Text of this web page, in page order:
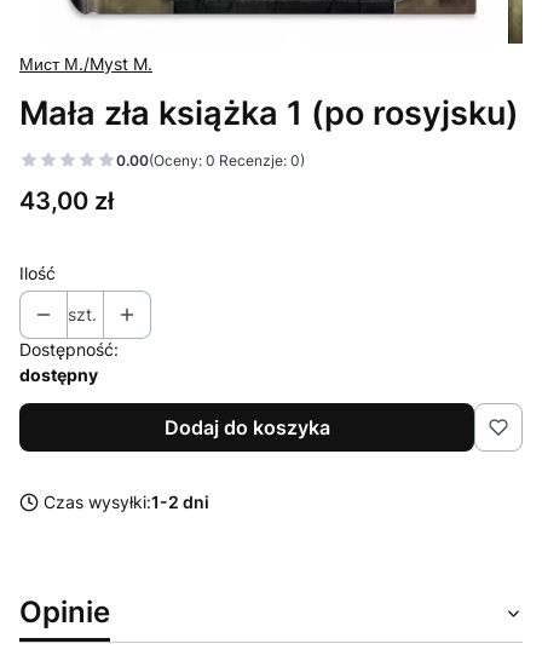
Мист М./Myst M.
Mała zła książka 1 (po rosyjsku)
0.00(Oceny: 0 Recenzje: 0)
Cena
43,00 zł
Ilość
szt.
Dostępność:
dostępny
Dodaj do koszyka
Czas wysyłki:1-2 dni
Opinie